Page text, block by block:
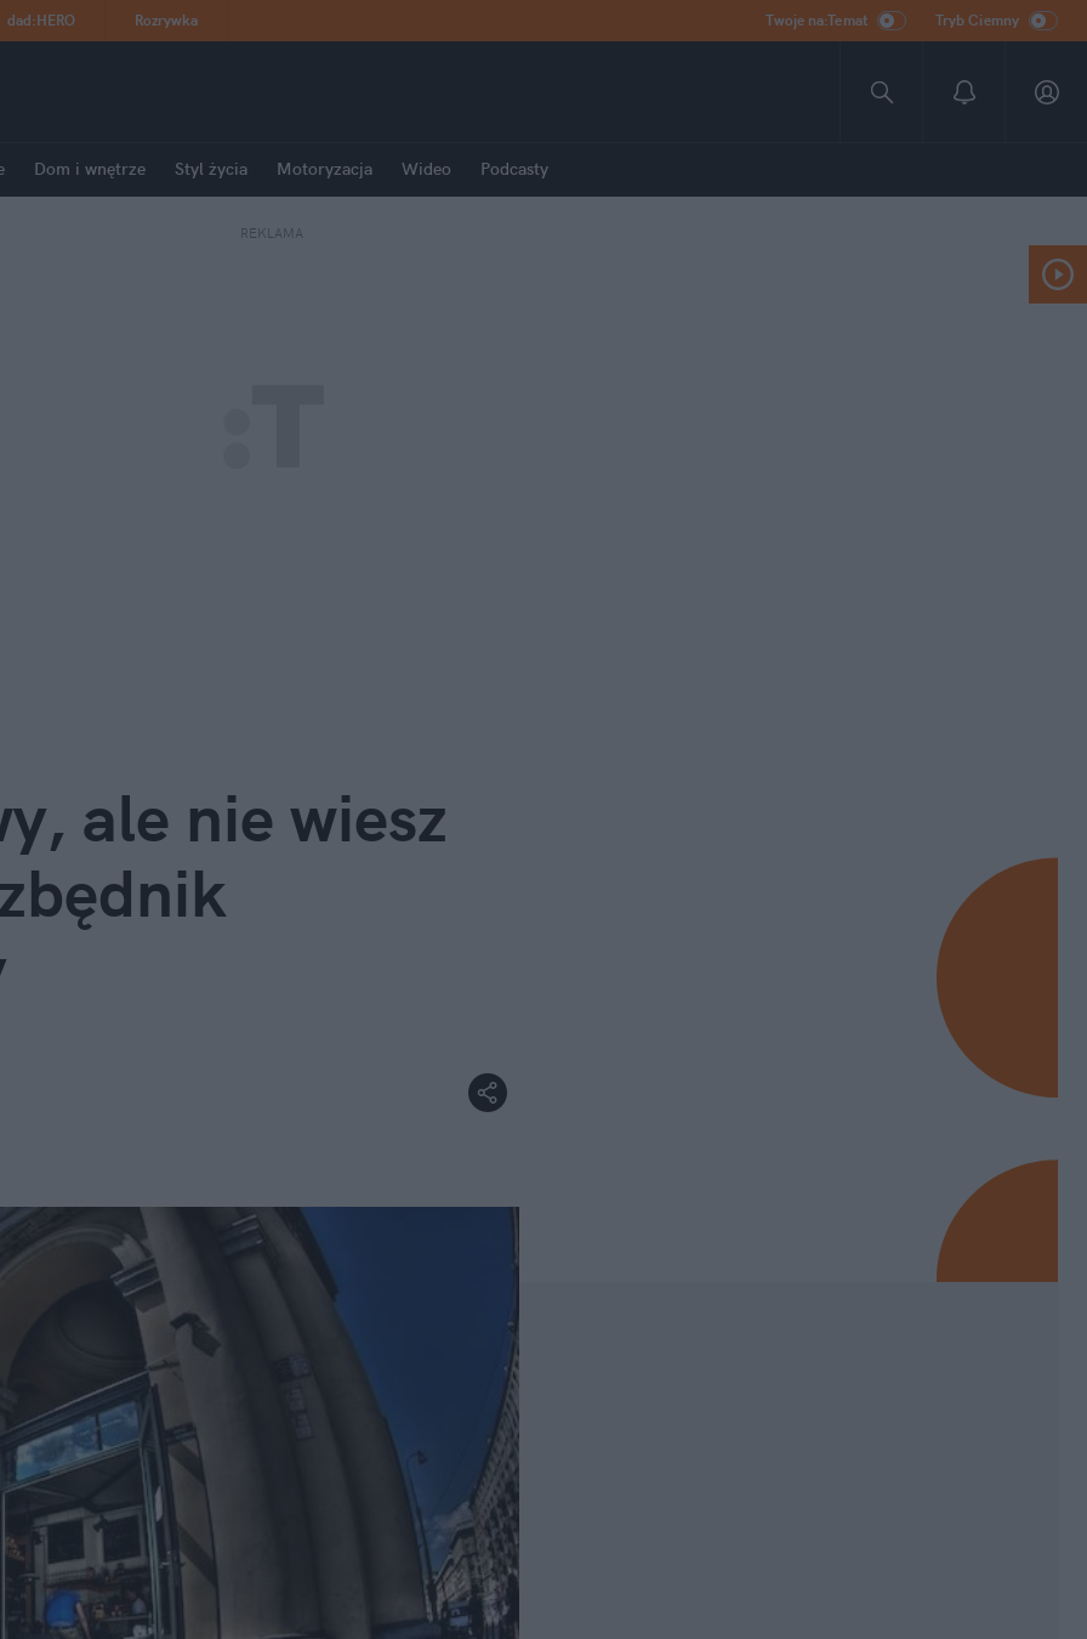
dad:HERO Rozrywka Twoje na:Temat Tryb Ciemny
Dom i wnętrze Styl życia Motoryzacja Wideo Podcasty
REKLAMA
ale nie wiesz